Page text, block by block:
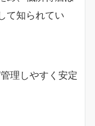
て知られてい
理しやすく安定